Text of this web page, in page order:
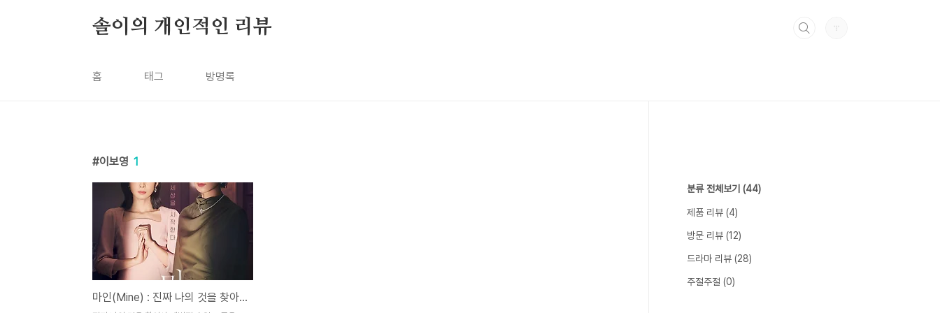
솔이의 개인적인 리뷰
홈 태그 방명록
이보영 1
마인(Mine) : 진짜 나의 것을 찾아가는 강인한 여성들의 이야기
분류 전체보기 (44)
제품 리뷰 (4)
방문 리뷰 (12)
드라마 리뷰 (28)
주절주절 (0)